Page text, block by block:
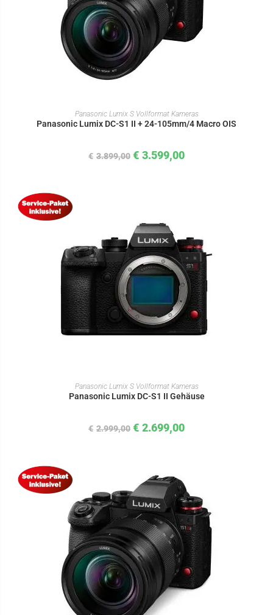
IN DEN WARENKORB
Panasonic Lumix S Vollformat Kameras
Panasonic Lumix DC-S1 II + 24-105mm/4 Macro OIS
€ 3.899,00 € 3.599,00
IN DEN WARENKORB
Panasonic Lumix S Vollformat Kameras
Panasonic Lumix DC-S1 II Gehäuse
€ 2.999,00 € 2.699,00